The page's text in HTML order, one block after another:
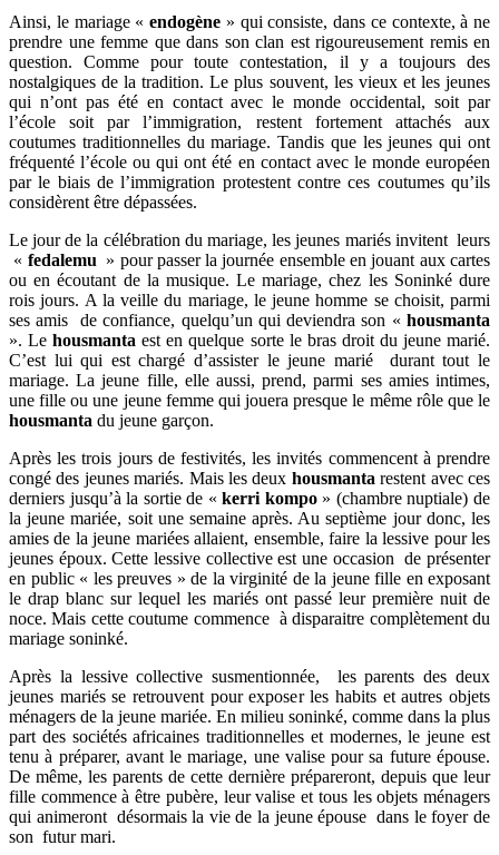
Ainsi, le mariage « endogène » qui consiste, dans ce contexte, à ne
prendre une femme que dans son clan est rigoureusement remis en
question. Comme pour toute contestation, il y a toujours des
nostalgiques de la tradition. Le plus souvent, les vieux et les jeunes
qui n’ont pas été en contact avec le monde occidental, soit par
l’école soit par l’immigration, restent fortement attachés aux
coutumes traditionnelles du mariage. Tandis que les jeunes qui ont
fréquenté l’école ou qui ont été en contact avec le monde européen
par le biais de l’immigration protestent contre ces coutumes qu’ils
considèrent être dépassées.
Le jour de la célébration du mariage, les jeunes mariés invitent leurs
« fedalemu » pour passer la journée ensemble en jouant aux cartes
ou en écoutant de la musique. Le mariage, chez les Soninké dure
rois jours. A la veille du mariage, le jeune homme se choisit, parmi
ses amis de confiance, quelqu’un qui deviendra son « housmanta
». Lehousmanta est en quelque sorte le bras droit du jeune marié.
C’est lui qui est chargé d’assister le jeune marié durant tout le
mariage. La jeune fille, elle aussi, prend, parmi ses amies intimes,
une fille ou une jeune femme qui jouera presque le même rôle que le
housmanta du jeune garçon.
Après les trois jours de festivités, les invités commencent à prendre
congé des jeunes mariés. Mais les deux housmanta restent avec ces
derniers jusqu’à la sortie de «kerri kompo» (chambre nuptiale) de
la jeune mariée, soit une semaine après. Au septième jour donc, les
amies de la jeune mariées allaient, ensemble, faire la lessive pour les
jeunes époux. Cette lessive collective est une occasion de présenter
en public « les preuves » de la virginité de la jeune fille en exposant
le drap blanc sur lequel les mariés ont passé leur première nuit de
noce. Mais cette coutume commence à disparaitre complètement du
mariage soninké.
Après la lessive collective susmentionnée, les parents des deux
jeunes mariés se retrouvent pour exposer les habits et autres objets
ménagers de la jeune mariée. En milieu soninké, comme dans la plus
part des sociétés africaines traditionnelles et modernes, le jeune est
tenu à préparer, avant le mariage, une valise pour sa future épouse.
De même, les parents de cette dernière prépareront, depuis que leur
fille commence à être pubère, leur valise et tous les objets ménagers
qui animeront désormais la vie de la jeune épouse dans le foyer de
son futur mari.